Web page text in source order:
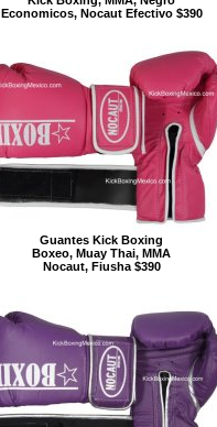
Economicos, Nocaut Efectivo $390
Guantes Kick Boxing
Boxeo, Muay Thai, MMA
Nocaut, Fiusha $390